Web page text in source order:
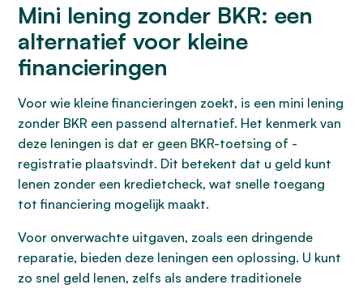
Mini lening zonder BKR: een
alternatief voor kleine
financieringen
Voor wie kleine financieringen zoekt, is een mini lening
zonder BKR een passend alternatief. Het kenmerk van
deze leningen is dat er geen BKR-toetsing of -
registratie plaatsvindt. Dit betekent dat u geld kunt
lenen zonder een kredietcheck, wat snelle toegang
tot financiering mogelijk maakt.
Voor onverwachte uitgaven, zoals een dringende
reparatie, bieden deze leningen een oplossing. U kunt
zo snel geld lenen, zelfs als andere traditionele